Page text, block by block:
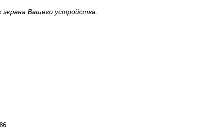
Вашего устройства.